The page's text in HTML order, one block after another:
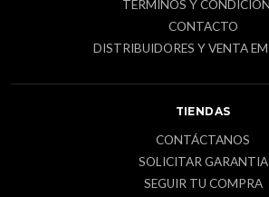
TERMINOS Y
CONTACTO
DISTRIBUIDORES Y VENTA
TIENDAS
CONTÁCTANOS
SOLICITAR GARANTIA
SEGUIR TU COMPRA